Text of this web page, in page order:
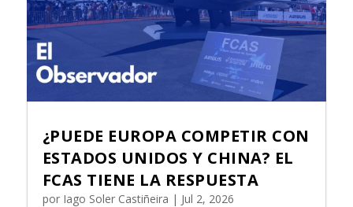
¿PUEDE EUROPA COMPETIR CON
ESTADOS UNIDOS Y CHINA? EL
FCAS TIENE LA RESPUESTA
por Iago Soler Castiñeira | Jul 2, 2026